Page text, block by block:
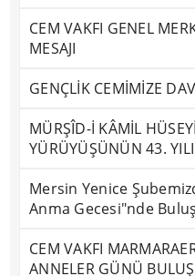
CEM VAKFI GENEL
MESAJI
GENÇLİK CEMİMİZE
MÜRŞÎD-İ KÂMİL
YÜRÜYÜŞÜNÜN 43.
Mersin Yenice
Anma Gecesi"nde
CEM VAKFI
ANNELER GÜNÜ